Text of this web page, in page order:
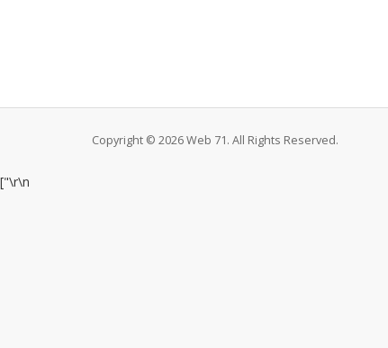
Copyright © 2026 Web 71. All Rights Reserved.
["\r\n